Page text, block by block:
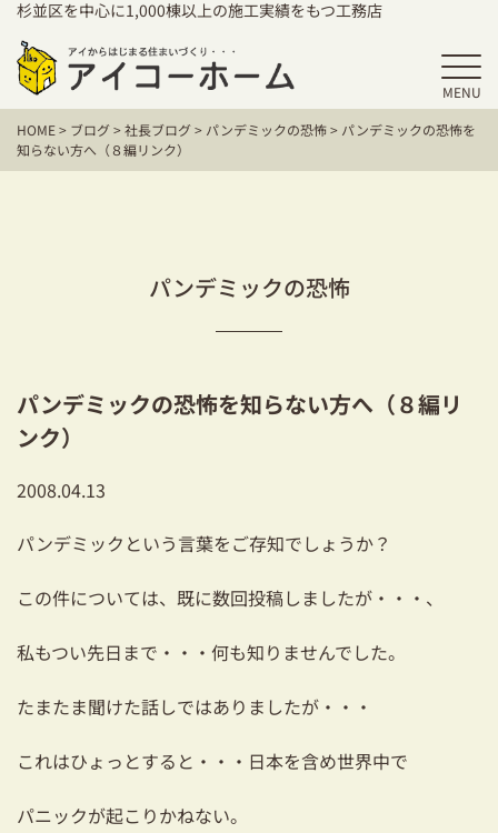
杉並区を中心に1,000棟以上の施工実績をもつ工務店
MENU
HOME
アイコーホームの家づくり
保証／アフターサポート
二世帯住宅をお考えの方
資金計画についてのご相談
ショールーム
お知らせ
HOME> ブログ>社長ブログ> パンデミックの恐怖> パンデミックの恐怖を
知らない方へ（８編リンク）
パンデミックの恐怖
パンデミックの恐怖を知らない方へ（８編リ
ンク）
2008.04.13
パンデミックという言葉をご存知でしょうか？
この件については、既に数回投稿しましたが・・・、
私もつい先日まで・・・何も知りませんでした。
たまたま聞けた話しではありましたが・・・
これはひょっとすると・・・日本を含め世界中で
パニックが起こりかねない。